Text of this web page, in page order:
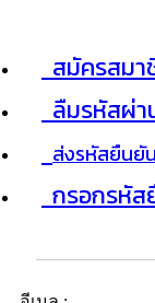
สมัครสมา
ลืมรหัสผ่า
ส่งรหัสยืนยั
กรอกรหั